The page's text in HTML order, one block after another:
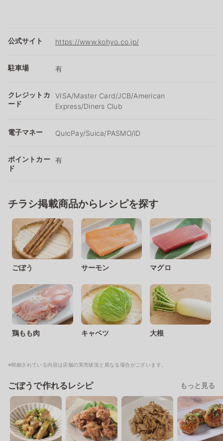
公式サイト https://www.kohyo.co.jp/
駐車場 有
クレジットカ
ード
VISA/Master Card/JCB/American
Express/Diners Club
電子マネー QuicPay/Suica/PASMO/iD
ポイントカー
ド
有
チラシ掲載商品からレシピを探す
ごぼう サーモン マグロ
鶏もも肉 キャベツ 大根
※明細されている内容は店舗の実売状況と異なる場合がございます。
ごぼうで作れるレシピ もっと見る